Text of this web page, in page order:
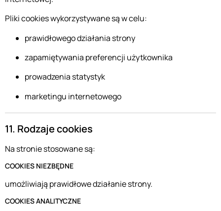
Pliki cookies wykorzystywane są w celu:
prawidłowego działania strony
zapamiętywania preferencji użytkownika
prowadzenia statystyk
marketingu internetowego
11. Rodzaje cookies
Na stronie stosowane są:
COOKIES NIEZBĘDNE
umożliwiają prawidłowe działanie strony.
COOKIES ANALITYCZNE